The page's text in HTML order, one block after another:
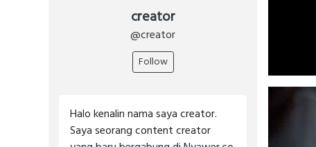
creator
@creator
Follow
Halo kenalin nama saya creator.
Saya seorang content creator